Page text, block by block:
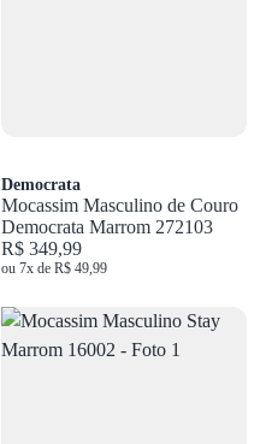
Democrata
Mocassim Masculino de Couro
Democrata Marrom 272103
R$ 349,99
ou 7x de R$ 49,99